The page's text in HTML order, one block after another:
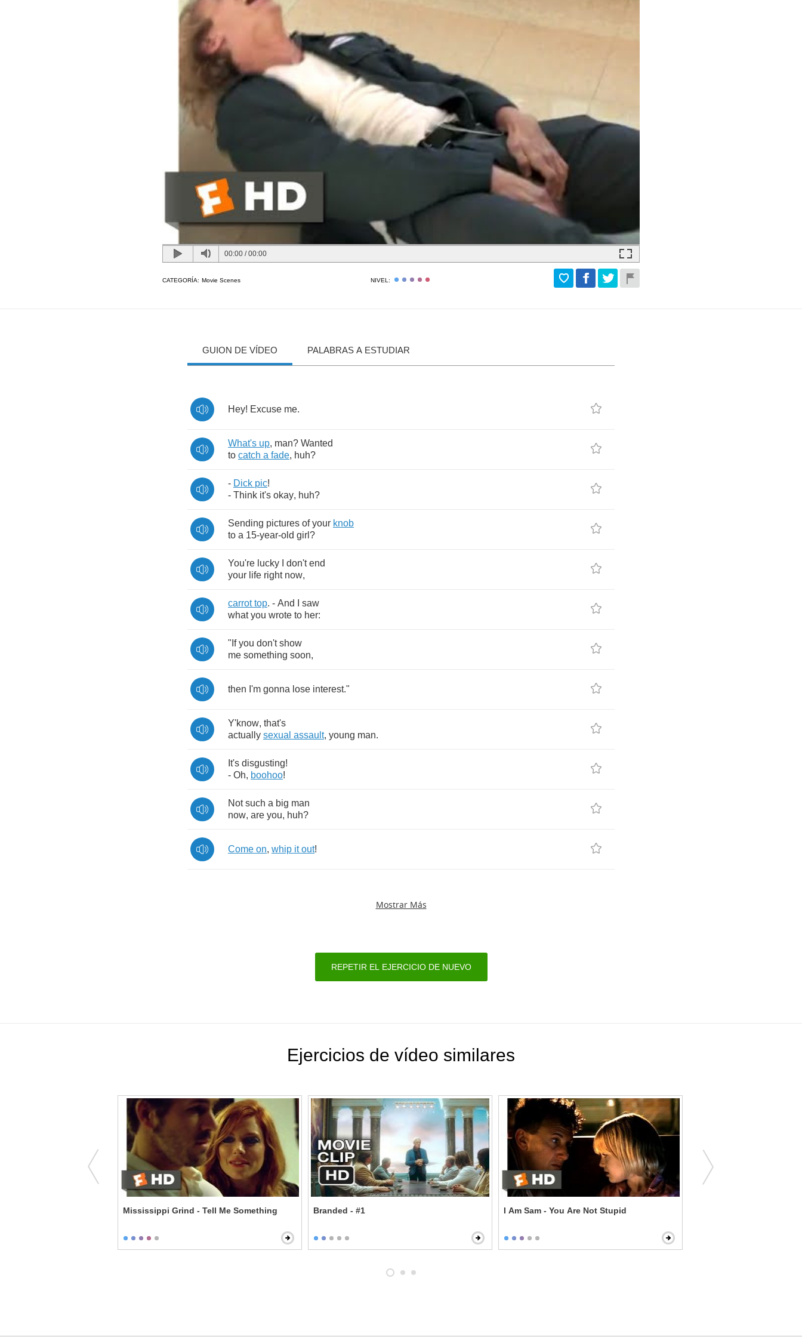
00:00 /00:00
CATEGORÍA: Movie Scenes NIVEL:
GUION DE VÍDEO PALABRAS A ESTUDIAR
Hey! Excuse me.
What's up, man? Wanted
to catch a fade, huh?
- Dick pic!
- Think it's okay, huh?
Sending pictures of your knob
to a 15-year-old girl ?
You're lucky don't end
your life right now,
carrot top. - And
saw
what you wrote to her:
" If you don't show
me something soon,
then I'm gonna lose interest."
Y'know, that's
actually sexual assault, young man.
It's disgusting!
- Oh, boohoo!
Not such a big man
now, are you, huh?
Come on, whip it out!
Mostrar Más
REPETIR EL EJERCICIO DE NUEVO
Ejercicios de vídeo similares
Mississippi Grind - Tell Me Something Branded - #1 I Am Sam - You Are Not Stupid